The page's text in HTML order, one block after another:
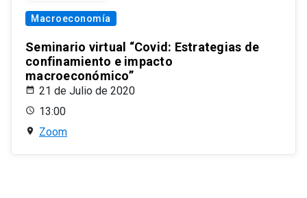
Macroeconomía
Seminario virtual “Covid: Estrategias de
confinamiento e impacto
macroeconómico”
21 de Julio de 2020
13:00
Zoom